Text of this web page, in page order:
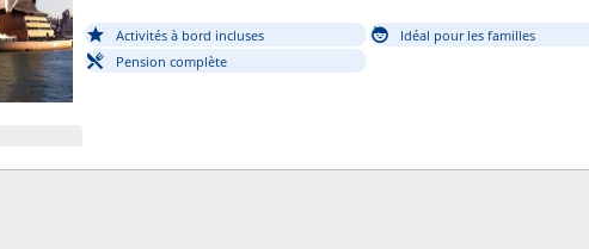
Activités à bord incluses
Idéal pour les familles
Pension complète